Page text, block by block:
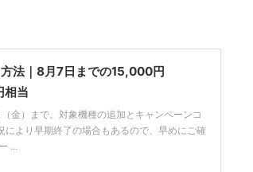
法｜8月7日までの15,000円
相当
金）まで。対象機種の追加とキャンペーンコ
により早期終了の場合もあるので、早めにご確
...